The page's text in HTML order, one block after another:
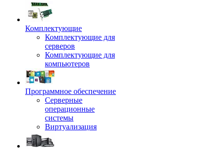
Комплектующие
Комплектующие для
серверов
Комплектующие для
компьютеров
Программное обеспечение
Серверные
операционные
системы
Виртуализация